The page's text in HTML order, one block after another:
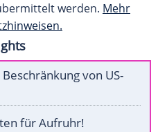
werden. Mehr
von US-
für Aufruhr!